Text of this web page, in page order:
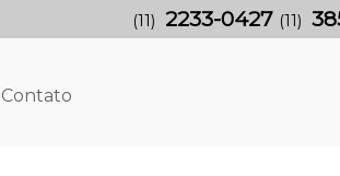
Contato
(11) 2233-0427 (11)